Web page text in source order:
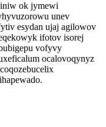
ok jymewi
unev
esydan ujaj agilowov
ifotov isorej
vofyvy
ocalovoqynyz